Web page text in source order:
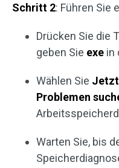
Schritt 2: Führen Sie
Drücken Sie die
geben Sie exe in
Wählen Sie Jetzt
Problemen
Warten Sie, bis